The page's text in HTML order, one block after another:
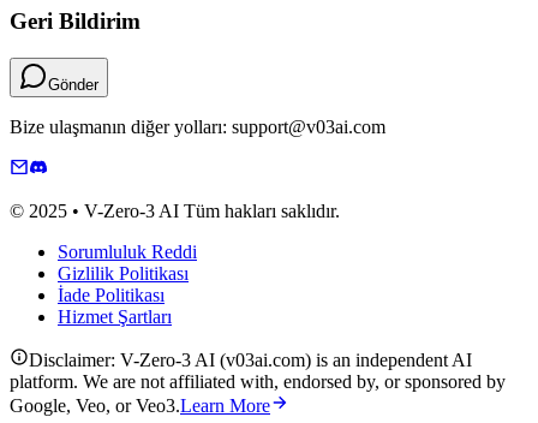
Geri Bildirim
Gönder
Bize ulaşmanın diğer yolları: support@v03ai.com
© 2025 • V-Zero-3 AI Tüm hakları saklıdır.
Sorumluluk Reddi
Gizlilik Politikası
İade Politikası
Hizmet Şartları
Disclaimer: V-Zero-3 AI (v03ai.com) is an independent AI
platform. We are not affiliated with, endorsed by, or sponsored by
Google, Veo, or Veo3.Learn More